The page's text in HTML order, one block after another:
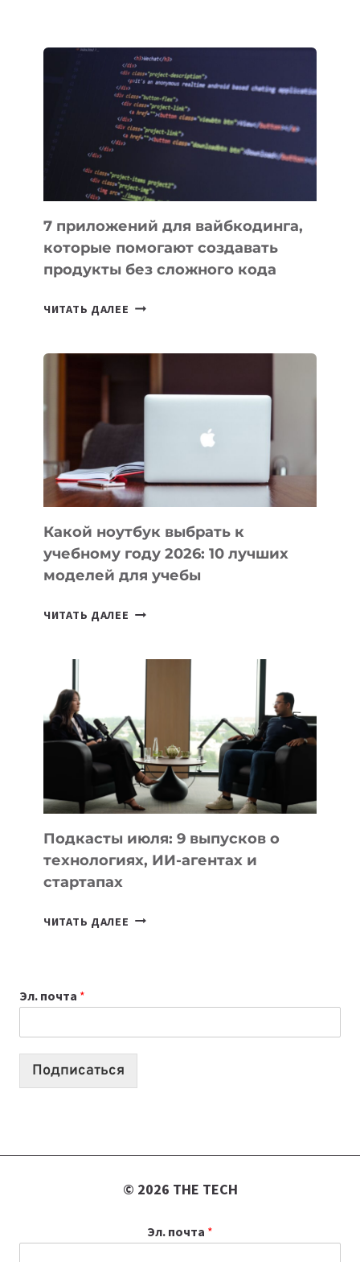
УСПЕШНО
ВЫВЕДЕН
НА
ОРБИТУ
7 приложений для вайбкодинга,
которые помогают создавать
продукты без сложного кода
ЧИТАТЬ ДАЛЕЕ 7
ПОМОГАЮТ
СОЗДАВАТЬ
БЕЗ
СЛОЖНОГО
КОДА
Какой ноутбук выбрать к
учебному году 2026: 10 лучших
моделей для учебы
ЧИТАТЬ ДАЛЕЕ КАКОЙ
УЧЕБНОМУ
ГОДУ
2026:
10
ЛУЧШИХ
МОДЕЛЕЙ
ДЛЯ
Подкасты июля: 9 выпусков о
технологиях, ИИ-агентах и
стартапах
ЧИТАТЬ ДАЛЕЕ ПОДКАСТЫ
ИИ-
АГЕНТАХ
Эл. почта *
Подписаться
© 2026 THE TECH
Эл. почта *